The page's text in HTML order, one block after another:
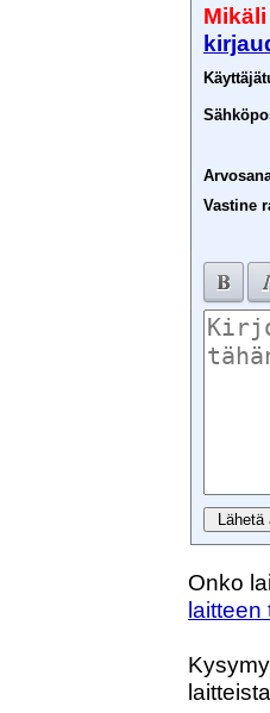
Vastine
Onko
laitteen